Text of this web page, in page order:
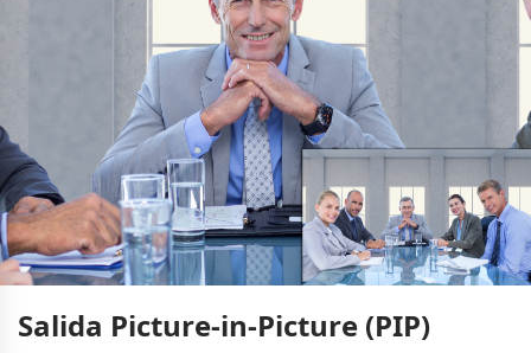
Salida Picture-in-Picture (PIP)